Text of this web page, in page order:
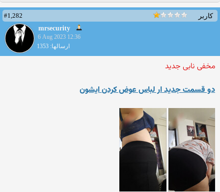
کاربر
#1,282
mrsecurity
6 Aug 2023 12:36
ارسالها: 1353
مخفی نابی جدید
دو قسمت جدید ار لباس عوض کردن ایشون